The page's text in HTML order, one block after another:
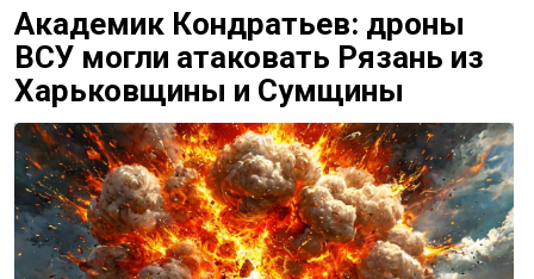
Академик Кондратьев: дроны
ВСУ могли атаковать Рязань из
Харьковщины и Сумщины